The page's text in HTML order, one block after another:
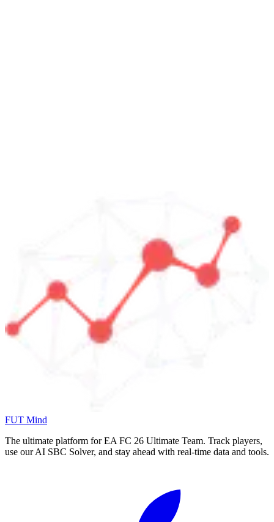
FUT Mind
The ultimate platform for EA FC 26 Ultimate Team. Track players,
use our AI SBC Solver, and stay ahead with real-time data and tools.